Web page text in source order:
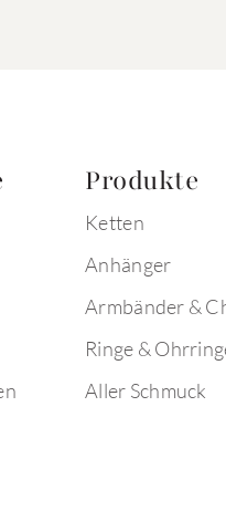
Produkte
Ketten
Anhänger
Armbänder &
Ringe &
Aller Schmuck